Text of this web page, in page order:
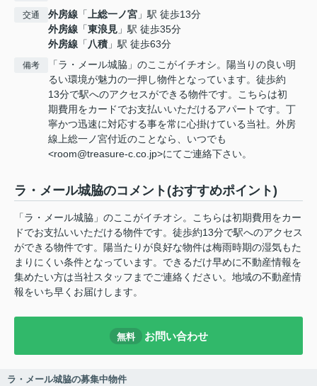
交通 外房線 「上総一ノ宮 」駅 徒歩13分
外房線 「東浪見 」駅 徒歩35分
外房線 「八積 」駅 徒歩63分
備考
「ラ・メール城脇」のここがイチオシ。陽当りの良い明
るい環境が魅力の一押し物件となっています。徒歩約
13分で駅へのアクセスができる物件です。こちらは初
期費用をカードでお支払いいただけるアパートです。丁
寧かつ迅速に対応する事を常に心掛けている当社。外房
線上総一ノ宮付近のことなら、いつでも
<room@treasure-c.co.jp>にてご連絡下さい。
ラ・メール城脇のコメント(おすすめポイント)
「ラ・メール城脇」のここがイチオシ。こちらは初期費用をカー
ドでお支払いいただける物件です。徒歩約13分で駅へのアクセス
ができる物件です。陽当たりが良好な物件は梅雨時期の湿気もた
まりにくい条件となっています。できるだけ早めに不動産情報を
集めたい方は当社スタッフまでご連絡ください。地域の不動産情
報をいち早くお届けします。
無料 お問い合わせ
ラ・メール城脇の募集中物件